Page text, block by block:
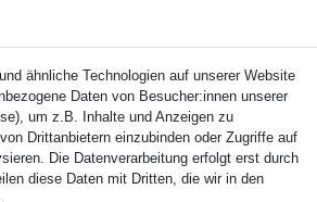
ähnliche Technologien auf unserer Website
Daten von Besucher:innen unserer
um z.B. Inhalte und Anzeigen zu
Drittanbietern einzubinden oder Zugriffe auf
Die Datenverarbeitung erfolgt erst durch
diese Daten mit Dritten, die wir in den